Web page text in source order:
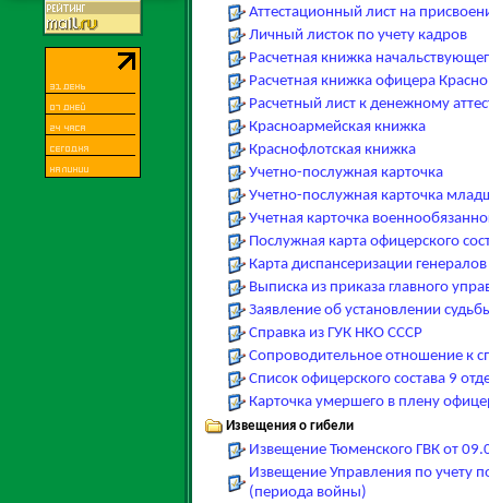
Аттестационный лист на
Личный листок по учету кадров
Расчетная книжка
Расчетная книжка офицера
Расчетный лист к денежному
Красноармейская книжка
Краснофлотская книжка
Учетно-послужная карточка
Учетно-послужная карточка
Учетная карточка
Послужная карта офицерского
Карта диспансеризации
Выписка из приказа главного
Заявление об установлении
Справка из ГУК НКО СССР
Сопроводительное отношение к
Список офицерского состава 9
Карточка умершего в плену
Извещения о гибели
Извещение Тюменского ГВК от
Извещение Управления по учету
(периода войны)